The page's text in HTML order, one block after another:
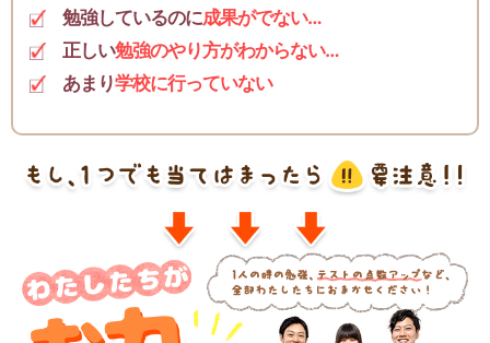
勉強しているのに成果がでない…
正しい勉強のやり方がわからない…
あまり学校に行っていない